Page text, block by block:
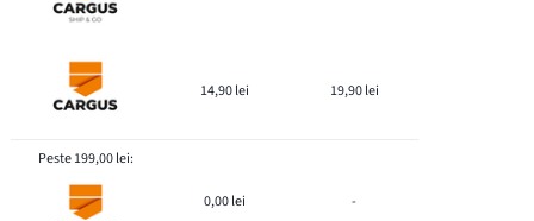
14,90 lei 19,90 lei
Peste 199,00 lei:
0,00 lei -